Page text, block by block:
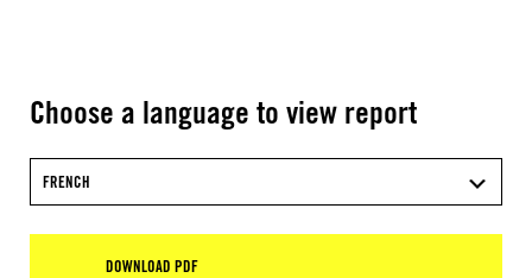
Choose a language to view report
FRENCH
DOWNLOAD PDF